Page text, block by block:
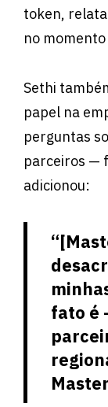
token,
no
Sethi
papel na
perguntas
parceiros ⁠—
adicionou:
fato é